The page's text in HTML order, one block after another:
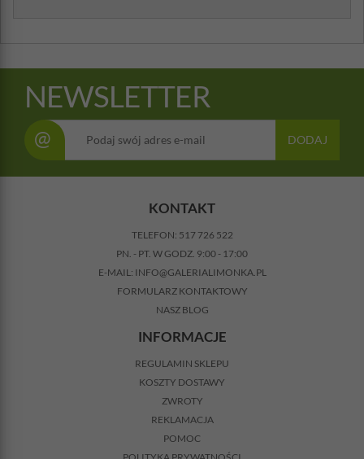
NEWSLETTER
@ DODAJ
KONTAKT
TELEFON: 517 726 522
PN. - PT. W GODZ. 9:00 - 17:00
E-MAIL: INFO@GALERIALIMONKA.PL
FORMULARZ KONTAKTOWY
NASZ BLOG
INFORMACJE
REGULAMIN SKLEPU
KOSZTY DOSTAWY
ZWROTY
REKLAMACJA
POMOC